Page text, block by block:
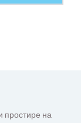
простире на